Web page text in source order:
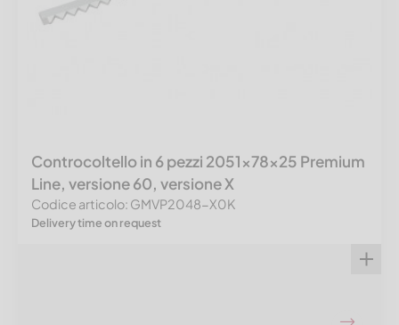
Controcoltello in 6 pezzi 2051x78x25 Premium
Line, versione 60, versione X
Codice articolo: GMVP2048-X0K
Delivery time on request